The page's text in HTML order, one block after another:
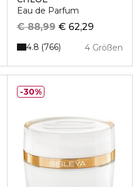
Eau de Parfum
€ 62,29
€ 88,99
4 Größen
4.8 766
30%